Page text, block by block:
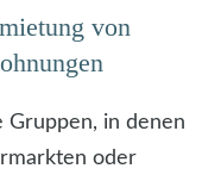
von
Gruppen, in denen
oder